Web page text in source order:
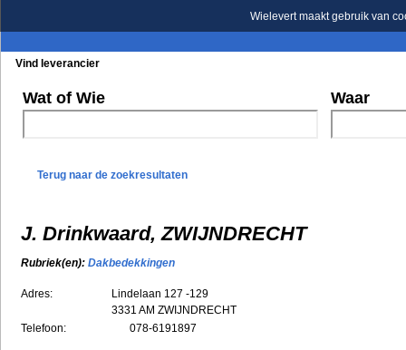
Wielevert maakt gebruik van
Vind leverancier
Wat of Wie Waar
Terug naar de zoekresultaten
J. Drinkwaard, ZWIJNDRECHT
Rubriek(en): Dakbedekkingen
Adres:
Lindelaan 127 -129
3331 AM ZWIJNDRECHT
Telefoon:
078-6191897